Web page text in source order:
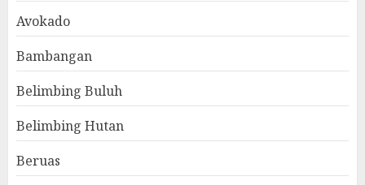
Avokado
Bambangan
Belimbing Buluh
Belimbing Hutan
Beruas